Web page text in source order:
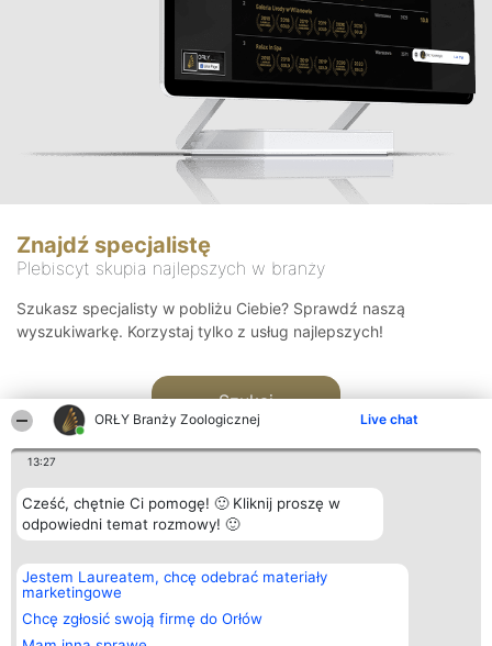
ORŁY Branży Zoologicznej Live chat
13:27
Cześć, chętnie Ci pomogę! 🙂 Kliknij proszę w
odpowiedni temat rozmowy! 🙂
Jestem Laureatem, chcę odebrać materiały
marketingowe
Chcę zgłosić swoją firmę do Orłów
Znajdź specjalistę
Plebiscyt skupia najlepszych w branży
Szukasz specjalisty w pobliżu Ciebie? Sprawdź naszą
wyszukiwarkę. Korzystaj tylko z usług najlepszych!
Szukaj
Organizator plebiscytu
Bright Side Solutions sp. z o.
o. sp. k.
ul. Ruska 22
Wrocław 50-079
Plebiscyt
Laureaci
wszystkich
Laureatów
Kontakt
Kontakt